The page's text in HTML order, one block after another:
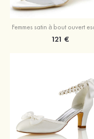
121 €